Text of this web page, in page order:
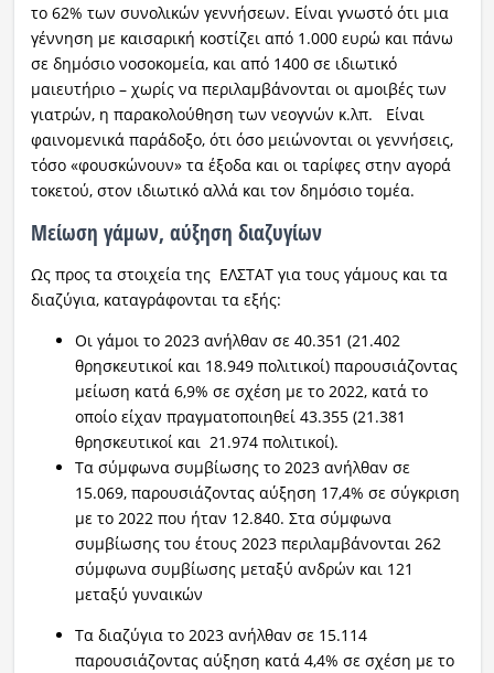
το 62% των συνολικών γεννήσεων. Είναι γνωστό ότι μια
γέννηση με καισαρική κοστίζει από 1.000 ευρώ και πάνω
σε δημόσιο νοσοκομεία, και από 1400 σε ιδιωτικό
μαιευτήριο – χωρίς να περιλαμβάνονται οι αμοιβές των
γιατρών, η παρακολούθηση των νεογνών κ.λπ. Είναι
φαινομενικά παράδοξο, ότι όσο μειώνονται οι γεννήσεις,
τόσο «φουσκώνουν» τα έξοδα και οι ταρίφες στην αγορά
τοκετού, στον ιδιωτικό αλλά και τον δημόσιο τομέα.
Μείωση γάμων, αύξηση διαζυγίων
Ως προς τα στοιχεία της ΕΛΣΤΑΤ για τους γάμους και τα
διαζύγια, καταγράφονται τα εξής:
Οι γάμοι το 2023 ανήλθαν σε 40.351 (21.402
θρησκευτικοί και 18.949 πολιτικοί) παρουσιάζοντας
μείωση κατά 6,9% σε σχέση με το 2022, κατά το
οποίο είχαν πραγματοποιηθεί 43.355 (21.381
θρησκευτικοί και 21.974 πολιτικοί).
Τα σύμφωνα συμβίωσης το 2023 ανήλθαν σε
15.069, παρουσιάζοντας αύξηση 17,4% σε σύγκριση
με το 2022 που ήταν 12.840. Στα σύμφωνα
συμβίωσης του έτους 2023 περιλαμβάνονται 262
σύμφωνα συμβίωσης μεταξύ ανδρών και 121
μεταξύ γυναικών
Τα διαζύγια το 2023 ανήλθαν σε 15.114
παρουσιάζοντας αύξηση κατά 4,4% σε σχέση με το